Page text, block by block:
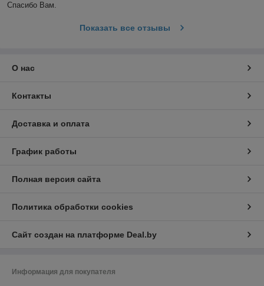
Спасибо Вам.
Показать все отзывы
О нас
Контакты
Доставка и оплата
График работы
Полная версия сайта
Политика обработки cookies
Сайт создан на платформе Deal.by
Информация для покупателя